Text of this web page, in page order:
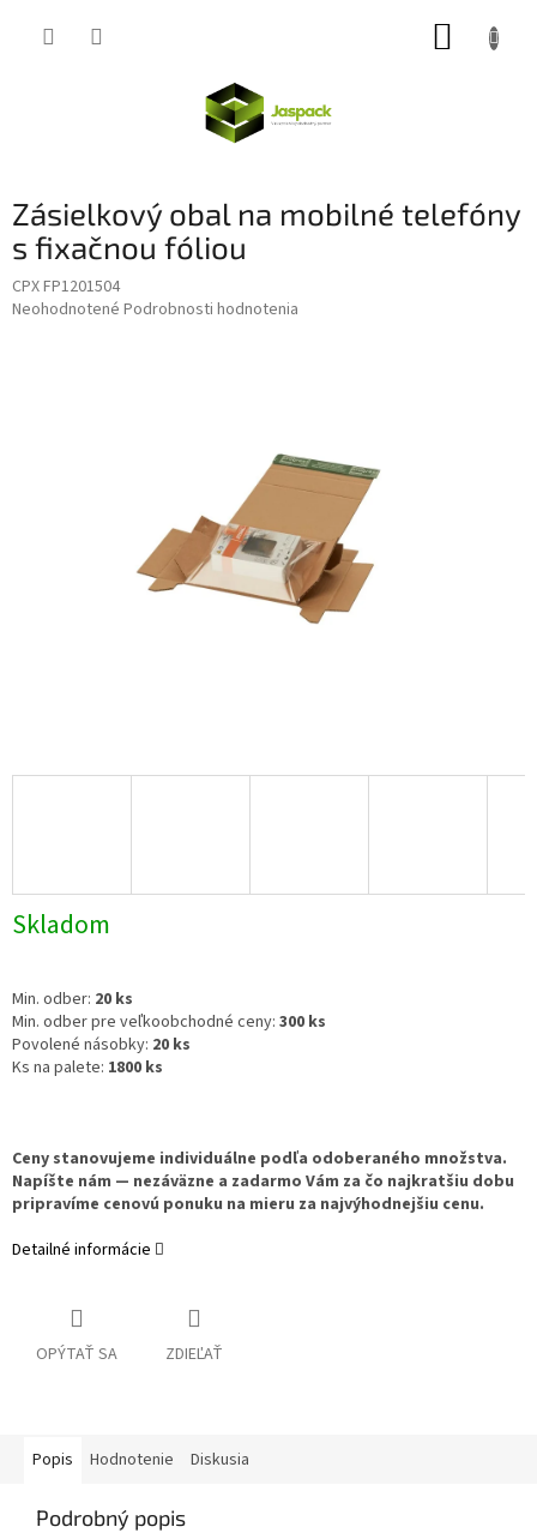
Zásielkový obal na mobilné telefóny
s fixačnou fóliou
CPX FP1201504
Priemerné
Neohodnotené Podrobnosti hodnotenia
Skladom
Min. odber: 20 ks
Min. odber pre veľkoobchodné ceny: 300 ks
Povolené násobky: 20 ks
Ks na palete: 1800 ks
Ceny stanovujeme individuálne podľa odoberaného množstva.
Napíšte nám — nezáväzne a zadarmo Vám za čo najkratšiu dobu
pripravíme cenovú ponuku na mieru za najvýhodnejšiu cenu.
Detailné informácie
OPÝTAŤ SA ZDIEĽAŤ
Popis Hodnotenie Diskusia
Podrobný popis